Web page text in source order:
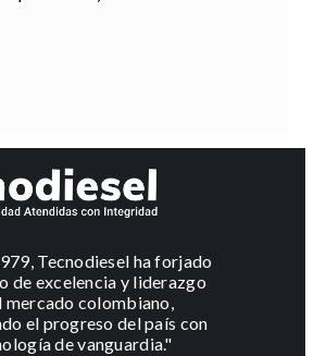
Tecnodiesel ha forjado
de excelencia y liderazgo
mercado colombiano,
el progreso del país con
de vanguardia."